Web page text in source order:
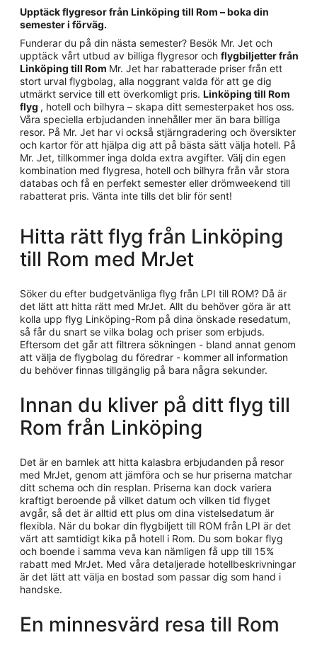
Upptäck flygresor från Linköping till Rom – boka din
semester i förväg.
Funderar du på din nästa semester? Besök Mr. Jet och
upptäck vårt utbud av billiga flygresor och flygbiljetter från
Linköping till Rom Mr. Jet har rabatterade priser från ett
stort urval flygbolag, alla noggrant valda för att ge dig
utmärkt service till ett överkomligt pris. Linköping till Rom
flyg , hotell och bilhyra – skapa ditt semesterpaket hos oss.
Våra speciella erbjudanden innehåller mer än bara billiga
resor. På Mr. Jet har vi också stjärngradering och översikter
och kartor för att hjälpa dig att på bästa sätt välja hotell. På
Mr. Jet, tillkommer inga dolda extra avgifter. Välj din egen
kombination med flygresa, hotell och bilhyra från vår stora
databas och få en perfekt semester eller drömweekend till
rabatterat pris. Vänta inte tills det blir för sent!
Hitta rätt flyg från Linköping
till Rom med MrJet
Söker du efter budgetvänliga flyg från LPI till ROM? Då är
det lätt att hitta rätt med MrJet. Allt du behöver göra är att
kolla upp flyg Linköping-Rom på dina önskade resedatum,
så får du snart se vilka bolag och priser som erbjuds.
Eftersom det går att filtrera sökningen - bland annat genom
att välja de flygbolag du föredrar - kommer all information
du behöver finnas tillgänglig på bara några sekunder.
Innan du kliver på ditt flyg till
Rom från Linköping
Det är en barnlek att hitta kalasbra erbjudanden på resor
med MrJet, genom att jämföra och se hur priserna matchar
ditt schema och din resplan. Priserna kan dock variera
kraftigt beroende på vilket datum och vilken tid flyget
avgår, så det är alltid ett plus om dina vistelsedatum är
flexibla. När du bokar din flygbiljett till ROM från LPI är det
värt att samtidigt kika på hotell i Rom. Du som bokar flyg
och boende i samma veva kan nämligen få upp till 15%
rabatt med MrJet. Med våra detaljerade hotellbeskrivningar
är det lätt att välja en bostad som passar dig som hand i
handske.
En minnesvärd resa till Rom